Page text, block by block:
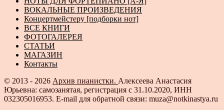
ВОКАЛЬНЫЕ ПРОИЗВЕДЕНИЯ
Концертмейстеру [подборки нот]
ВСЕ КНИГИ
ФОТОГАЛЕРЕЯ
СТАТЬИ
МАГАЗИН
Контакты
© 2013 - 2026 Архив пианистки. Алексеева Анастасия
Юрьевна: самозанятая, регистрация с 31.10.2020, ИНН
032305016953. E-mail для обратной связи: muza@notkinastya.ru